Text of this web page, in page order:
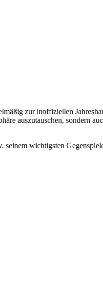
zur inoffiziellen
auszutauschen, sondern
seinem wichtigsten